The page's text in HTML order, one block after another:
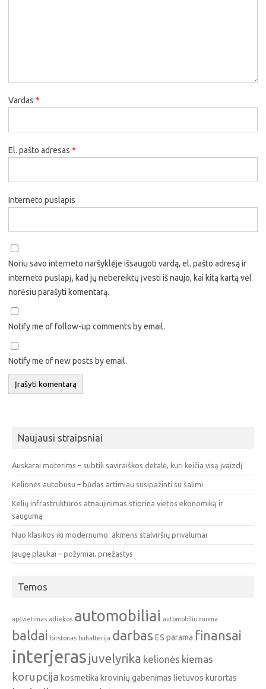
Vardas *
El. pašto adresas *
Interneto puslapis
Noriu savo interneto naršyklėje išsaugoti vardą, el. pašto adresą ir
interneto puslapį, kad jų nebereiktų įvesti iš naujo, kai kitą kartą vėl
norėsiu parašyti komentarą.
Notify me of follow-up comments by email.
Notify me of new posts by email.
Naujausi straipsniai
Auskarai moterims – subtili saviraiškos detalė, kuri keičia visą įvaizdį
Kelionės autobusu – būdas artimiau susipažinti su šalimi
Kelių infrastruktūros atnaujinimas stiprina vietos ekonomiką ir
saugumą
Nuo klasikos iki modernumo: akmens stalviršių privalumai
Įaugę plaukai – požymiai, priežastys
Temos
apšvietimas atliekos automobiliai automobiliu nuoma
baldai birstonas buhalterija darbas ES parama finansai
interjeras juvelyrika kelionės kiemas
korupcija kosmetika krovinių gabenimas lietuvos kurortas